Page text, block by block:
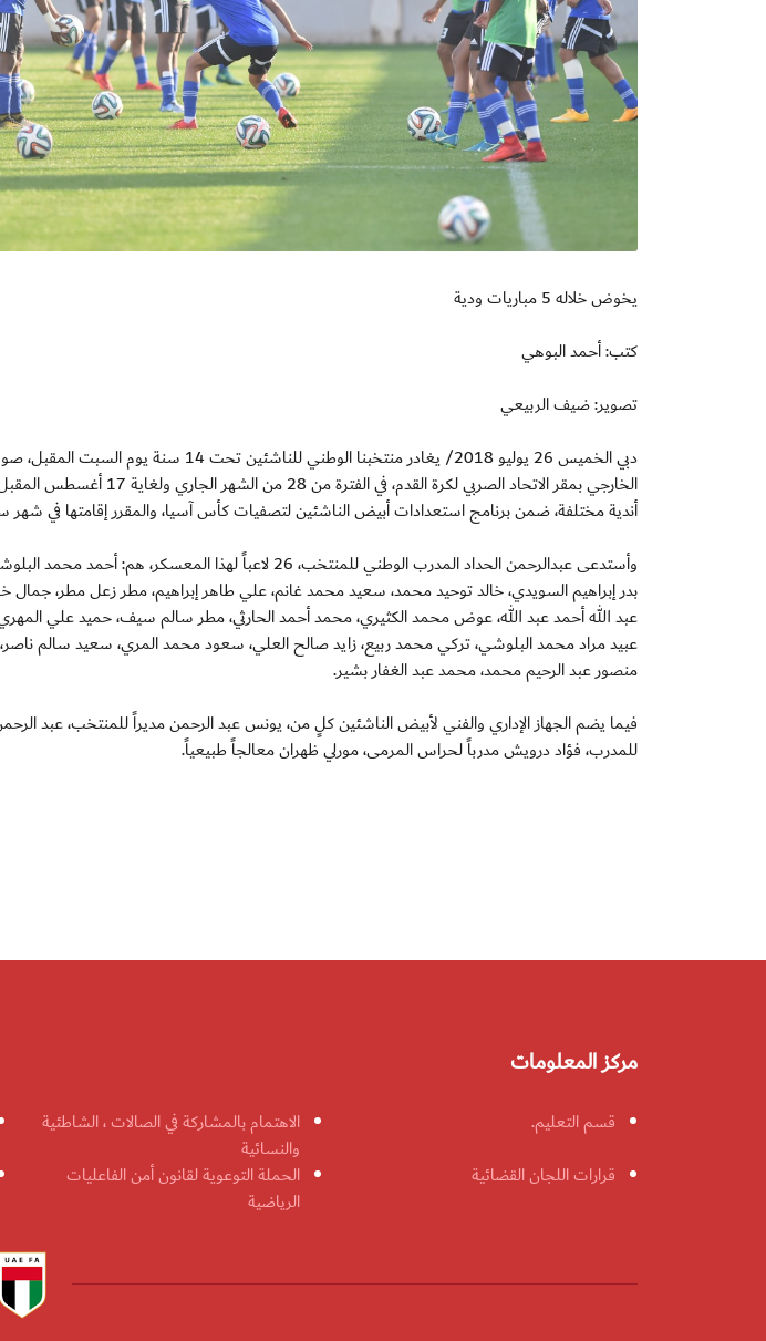
يخوض خلاله 5 مباريات ودية
كتب: أحمد البوهي
تصوير: ضيف الربيعي
دبي الخميس 26 يوليو 2018/ يغادر منتخبنا الوطني
الخارجي بمقر الاتحاد الصربي لكرة
أندية مختلفة، ضمن برنامج استعدادات أبيض الناشئين لتصفيات كأس آسيا، والمقرر إقامتها في شهر
وأستدعى عبدالرحمن الحداد المدرب الوطني للمنتخب، 26 لاعباً
بدر إبراهيم السويدي، خالد توحيد محمد، سعيد محمد غانم، علي طاهر إبراهيم، مطر زعل مطر، جمال
عبد الله أحمد عبد الله، عوض محمد الكثيري، محمد أحمد الحارثي، مطر سالم سيف، حميد علي
عبيد مراد محمد البلوشي، تركي محمد ربيع، زايد صالح العلي، سعود محمد المري، سعيد سالم
منصور عبد الرحيم محمد، محمد عبد الغفار بشير.
فيما يضم الجهاز الإداري والفني لأبيض الناشئين كلٍ من، يونس عبد الرحمن مديراً للمنتخب، عبد
للمدرب، فؤاد درويش مدرباً لحراس المرمى، مورلي ظهران معالجاً طبيعياً.
مركز المعلومات
قسم التعليم.
الاهتمام بالمشاركة في الصالات ، الشاطئية
والنسائية
قرارات اللجان القضائية
الحملة التوعوية لقانون أمن الفاعليات
الرياضية